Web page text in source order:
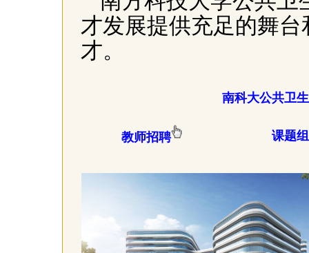
才发展提供充足的舞
才。
南科大公共卫
教师招聘 课题